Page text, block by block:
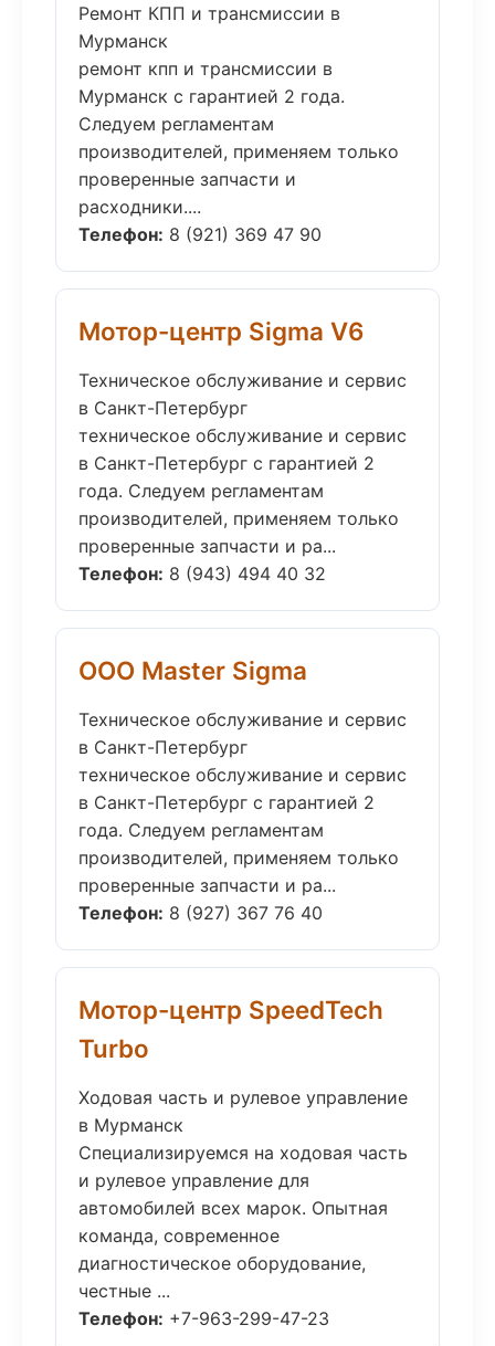
Ремонт КПП и трансмиссии в
Мурманск
ремонт кпп и трансмиссии в
Мурманск с гарантией 2 года.
Следуем регламентам
производителей, применяем только
проверенные запчасти и
расходники....
Телефон: 8 (921) 369 47 90
Мотор-центр Sigma V6
Техническое обслуживание и сервис
в Санкт-Петербург
техническое обслуживание и сервис
в Санкт-Петербург с гарантией 2
года. Следуем регламентам
производителей, применяем только
проверенные запчасти и ра...
Телефон: 8 (943) 494 40 32
ООО Master Sigma
Техническое обслуживание и сервис
в Санкт-Петербург
техническое обслуживание и сервис
в Санкт-Петербург с гарантией 2
года. Следуем регламентам
производителей, применяем только
проверенные запчасти и ра...
Телефон: 8 (927) 367 76 40
Мотор-центр SpeedTech
Turbo
Ходовая часть и рулевое управление
в Мурманск
Специализируемся на ходовая часть
и рулевое управление для
автомобилей всех марок. Опытная
команда, современное
диагностическое оборудование,
честные ...
Телефон: +7-963-299-47-23